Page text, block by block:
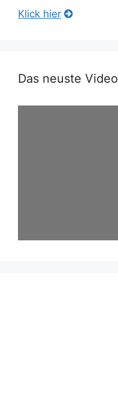
Klick hier
Das neuste Video